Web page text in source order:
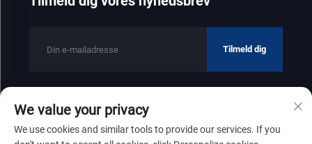
Tilmeld dig
Copyright © 2025 af Shandong Zhenfeng Paper Industry Co., Ltd
Privatlivspolitik
We value your privacy
We use cookies and similar tools to provide our services. If you